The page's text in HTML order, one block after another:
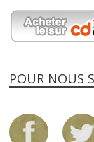
POUR NOUS